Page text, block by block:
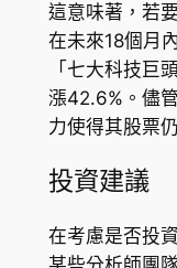
這意味著，若
在未來18個月
「七大科技巨
漲42.6%。儘
力使得其股票
投資建議
在考慮是否投